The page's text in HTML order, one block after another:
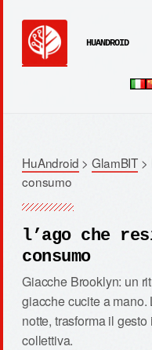
HUANDROID
HuAndroid >GlamBIT >
consumo
l’ago che
consumo
Giacche Brooklyn: un
giacche cucite a mano.
notte, trasforma il
collettiva.